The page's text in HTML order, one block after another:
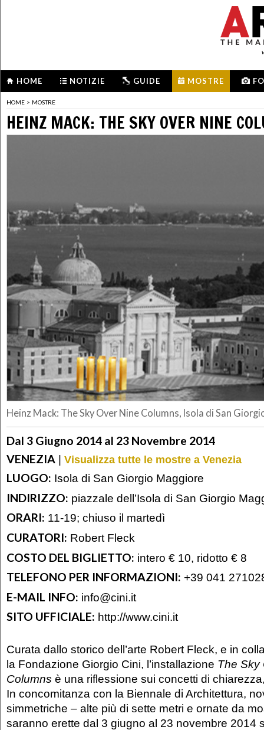
HOME NOTIZIE GUIDE MOSTRE
HOME > MOSTRE
HEINZ MACK: THE SKY OVER NINE
Heinz Mack: The Sky Over Nine Columns, Isola di San
Dal 3 Giugno 2014 al 23 Novembre 2014
VENEZIA | Visualizza tutte le mostre a Venezia
LUOGO: Isola di San Giorgio Maggiore
INDIRIZZO: piazzale dell’Isola di San Giorgio
ORARI: 11-19; chiuso il martedì
CURATORI: Robert Fleck
COSTO DEL BIGLIETTO: intero € 10, ridotto € 8
TELEFONO PER INFORMAZIONI: +39 041
E-MAIL INFO: info@cini.it
SITO UFFICIALE: http://www.cini.it
Curata dallo storico dell’arte Robert Fleck, e in
la Fondazione Giorgio Cini, l’installazione The Sky
Columns è una riflessione sui concetti di
In concomitanza con la Biennale di Architettura,
simmetriche – alte più di sette metri e ornate da
saranno erette dal 3 giugno al 23 novembre 2014